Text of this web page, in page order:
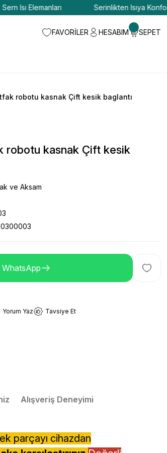
Isı Elemanları Serinlikten Isıya Konfor
FAVORİLER HESABIM SEPET
robotu kasnak Çift kesik baglantı
robotu kasnak Çift kesik
ve Aksam
WhatsApp
Yorum Yaz Tavsiye Et
Alışveriş Deneyimi
parçayı cihazdan